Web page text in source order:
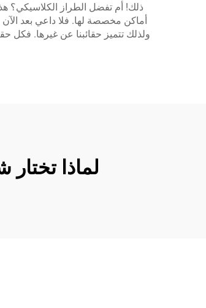
ذلك! أم تفضل الطراز الكلاسيكي؟
أماكن مخصصة لها. فلا داعي بعد
ولذلك تتميز حقائبنا عن غيرها. فكل
لماذا